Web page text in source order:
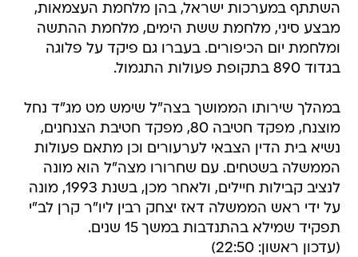
השתתף במערכות ישראל, בהן מלחמת העצמאות,
מבצע סיני, מלחמת ששת הימים, מלחמת ההתשה
ומלחמת יום הכיפורים. בעברו גם פיקד על פלוגה
בגדוד 890 בתקופת פעולות התגמול.
במהלך שירותו הממושך בצה"ל שימש מט מג"ד נחל
מוצנח, מפקד חטיבה 80, מפקד חטיבת הצנחנים,
נשיא בית הדין הצבאי לערעורים וכן מתאם פעולות
הממשלה בשטחים. עם שחרורו מצה"ל הוא מונה
לנציב קבילות חיילים, ולאחר מכן, בשנת 1993, מונה
על ידי ראש הממשלה דאז יצחק רבין ליו"ר קרן לב"י 
תפקיד שמילא בהתנדבות במשך 15 שנים.
(עדכון ראשון: 22:50)